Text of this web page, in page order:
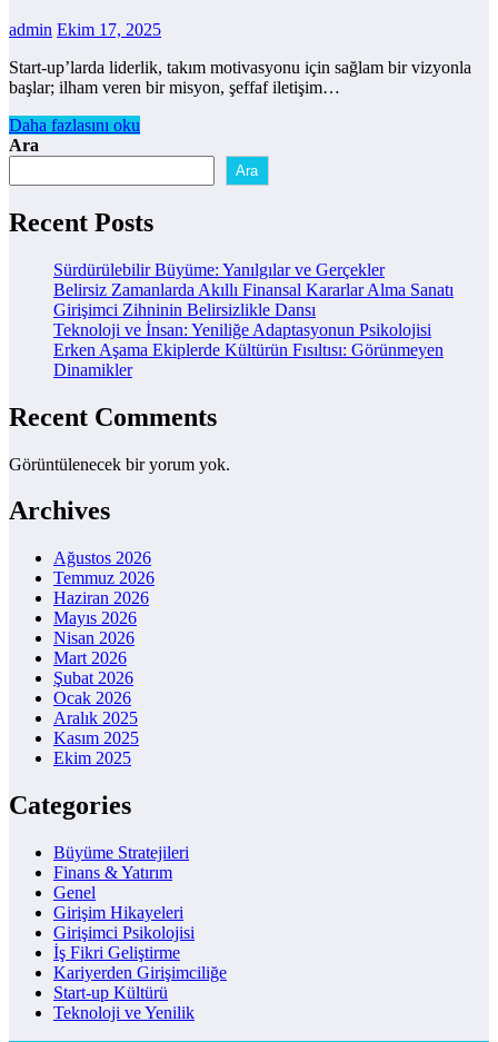
admin Ekim 17, 2025
Start-up’larda liderlik, takım motivasyonu için sağlam bir vizyonla
başlar; ilham veren bir misyon, şeffaf iletişim…
Daha fazlasını oku
Ara
Ara
Recent Posts
Sürdürülebilir Büyüme: Yanılgılar ve Gerçekler
Belirsiz Zamanlarda Akıllı Finansal Kararlar Alma Sanatı
Girişimci Zihninin Belirsizlikle Dansı
Teknoloji ve İnsan: Yeniliğe Adaptasyonun Psikolojisi
Erken Aşama Ekiplerde Kültürün Fısıltısı: Görünmeyen
Dinamikler
Recent Comments
Görüntülenecek bir yorum yok.
Archives
Ağustos 2026
Temmuz 2026
Haziran 2026
Mayıs 2026
Nisan 2026
Mart 2026
Şubat 2026
Ocak 2026
Aralık 2025
Kasım 2025
Ekim 2025
Categories
Büyüme Stratejileri
Finans & Yatırım
Genel
Girişim Hikayeleri
Girişimci Psikolojisi
İş Fikri Geliştirme
Kariyerden Girişimciliğe
Start-up Kültürü
Teknoloji ve Yenilik